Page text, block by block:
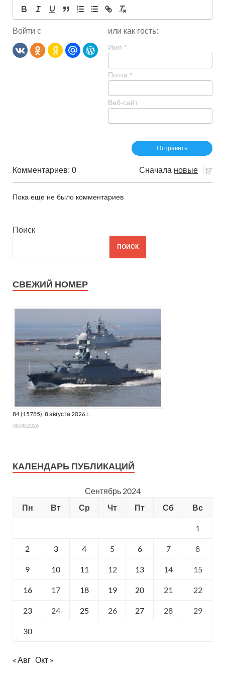
Войти с или как гость:
Имя *
Почта *
Веб-сайт
Комментариев: 0 Сначала новые
Пока еще не было комментариев
Поиск
ПОИСК
СВЕЖИЙ НОМЕР
84 (15785), 8 августа 2026 г.
08.08.2026
КАЛЕНДАРЬ ПУБЛИКАЦИЙ
Сентябрь 2024
Пн
Вт Ср Чт Пт Сб Вс
1
2 3 4 5 6 7 8
9 10 11 12 13 14 15
16 17 18 19 20 21 22
23 24 25 26 27 28 29
30
« Авг Окт »